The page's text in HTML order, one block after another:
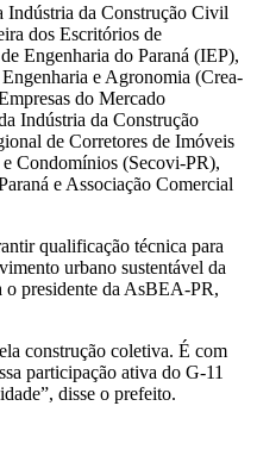
Indústria da Construção Civil
dos Escritórios de
Engenharia do Paraná (IEP),
e Agronomia (Crea-
do Mercado
Indústria da Construção
de Corretores de Imóveis
Condomínios (Secovi-PR),
e Associação Comercial
qualificação técnica para
urbano sustentável da
o presidente da AsBEA-PR,
construção coletiva. É com
participação ativa do G-11
disse o prefeito.